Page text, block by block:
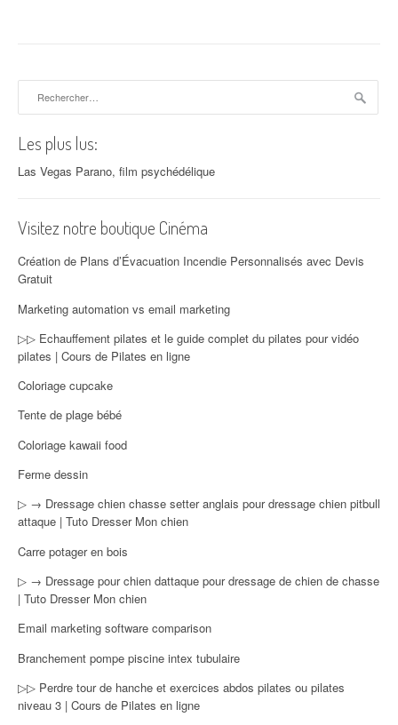
Les plus lus:
Las Vegas Parano, film psychédélique
Visitez notre boutique Cinéma
Création de Plans d’Évacuation Incendie Personnalisés avec Devis
Gratuit
Marketing automation vs email marketing
▷▷ Echauffement pilates et le guide complet du pilates pour vidéo
pilates | Cours de Pilates en ligne
Coloriage cupcake
Tente de plage bébé
Coloriage kawaii food
Ferme dessin
▷ → Dressage chien chasse setter anglais pour dressage chien pitbull
attaque | Tuto Dresser Mon chien
Carre potager en bois
▷ → Dressage pour chien dattaque pour dressage de chien de chasse
| Tuto Dresser Mon chien
Email marketing software comparison
Branchement pompe piscine intex tubulaire
▷▷ Perdre tour de hanche et exercices abdos pilates ou pilates
niveau 3 | Cours de Pilates en ligne